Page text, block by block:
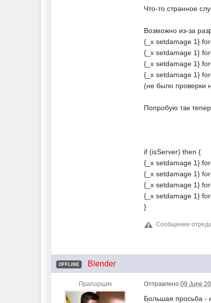
Что-то странное
Возможно из-за
{_x setdamage 1}
{_x setdamage 1}
{_x setdamage 1}
{_x setdamage 1}
(не было проверки
Попробую так
if (isServer) then {
{_x setdamage 1}
{_x setdamage 1}
{_x setdamage 1}
{_x setdamage 1}
}
Сообщение
OFFLINE Blender
Прапорщик Отправлено 09 June
Большая просьба -